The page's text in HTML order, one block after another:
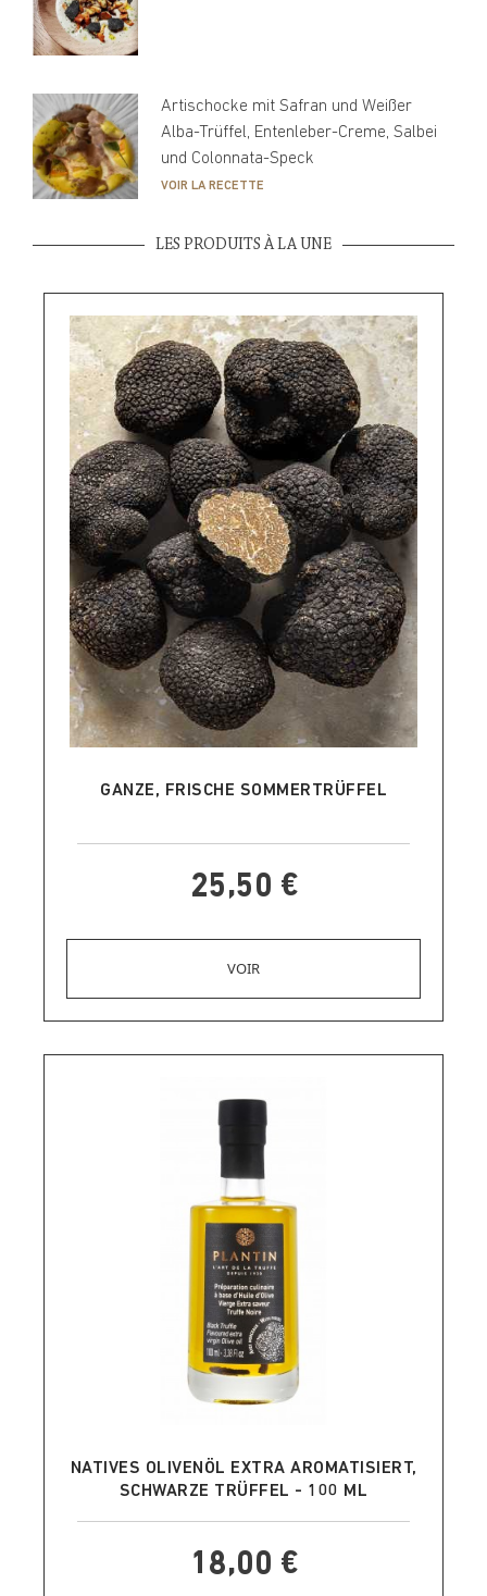
Artischocke mit Safran und Weißer
Alba-Trüffel, Entenleber-Creme, Salbei
und Colonnata-Speck
VOIR LA RECETTE
LES PRODUITS À LA UNE
GANZE, FRISCHE SOMMERTRÜFFEL
25,50 €
NATIVES OLIVENÖL EXTRA AROMATISIERT,
SCHWARZE TRÜFFEL - 100 ML
18,00 €